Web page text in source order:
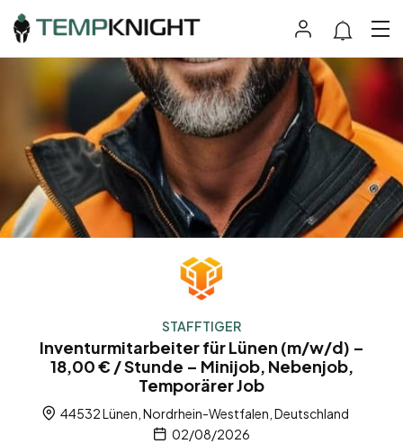
STAFFTIGER
Inventurmitarbeiter für Lünen (m/w/d) –
18,00 € / Stunde – Minijob, Nebenjob,
Temporärer Job
44532 Lünen, Nordrhein-Westfalen, Deutschland
02/08/2026